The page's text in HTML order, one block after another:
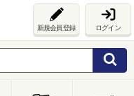
新規会員登録 ログイン